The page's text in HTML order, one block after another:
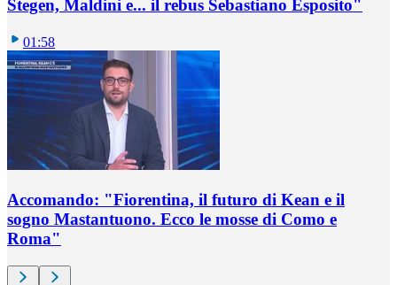
Stegen, Maldini e... il rebus Sebastiano Esposito"
01:58
Accomando: "Fiorentina, il futuro di Kean e il
sogno Mastantuono. Ecco le mosse di Como e
Roma"